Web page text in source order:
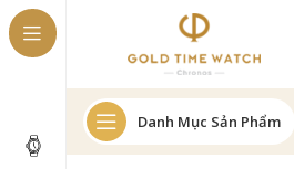
Danh Mục Sản Phẩm